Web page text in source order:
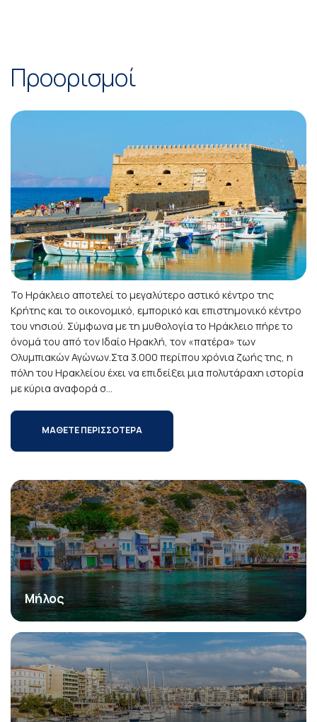
Προορισμοί
Το Ηράκλειο αποτελεί το μεγαλύτερο αστικό κέντρο της
Κρήτης και το οικονομικό, εμπορικό και επιστημονικό κέντρο
του νησιού. Σύμφωνα με τη μυθολογία το Ηράκλειο πήρε το
όνομά του από τον Ιδαίο Ηρακλή, τον «πατέρα» των
Ολυμπιακών Αγώνων.Στα 3.000 περίπου χρόνια ζωής της, η
πόλη του Ηρακλείου έχει να επιδείξει μια πολυτάραχη ιστορία
με κύρια αναφορά σ...
ΜΑΘΕΤΕ ΠΕΡΙΣΣΟΤΕΡΑ
Μήλος